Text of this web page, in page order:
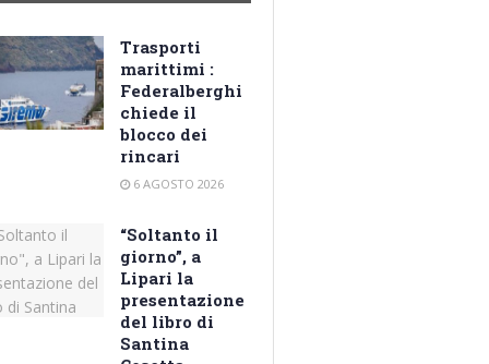
Trasporti
marittimi :
Federalberghi
chiede il
blocco dei
rincari
6 AGOSTO 2026
“Soltanto il
giorno”, a
Lipari la
presentazione
del libro di
Santina